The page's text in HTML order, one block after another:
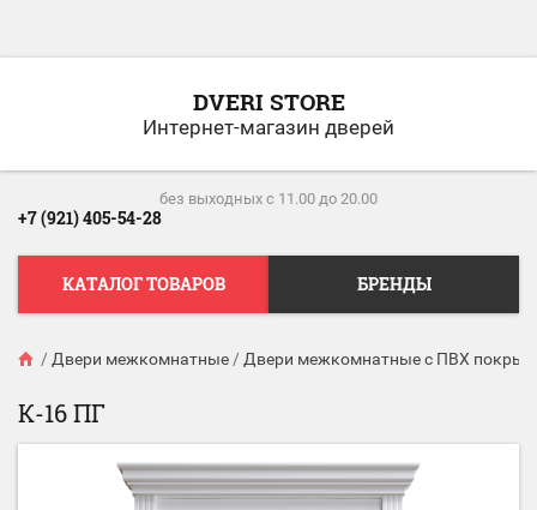
DVERI STORE
Интернет-магазин дверей
без выходных c 11.00 до 20.00
+7 (921) 405-54-28
КАТАЛОГ ТОВАРОВ БРЕНДЫ
/ Двери межкомнатные / Двери межкомнатные с ПВХ
К-16 ПГ